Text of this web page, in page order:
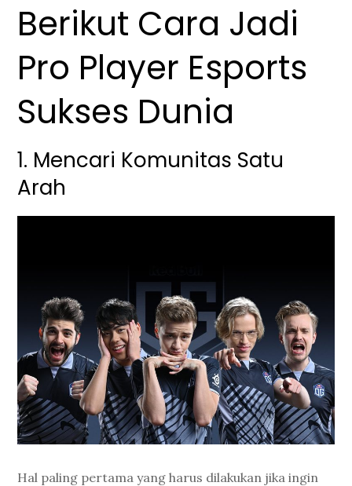
Berikut Cara Jadi
Pro Player Esports
Sukses Dunia
1. Mencari Komunitas Satu
Arah
Hal paling pertama yang harus dilakukan jika ingin